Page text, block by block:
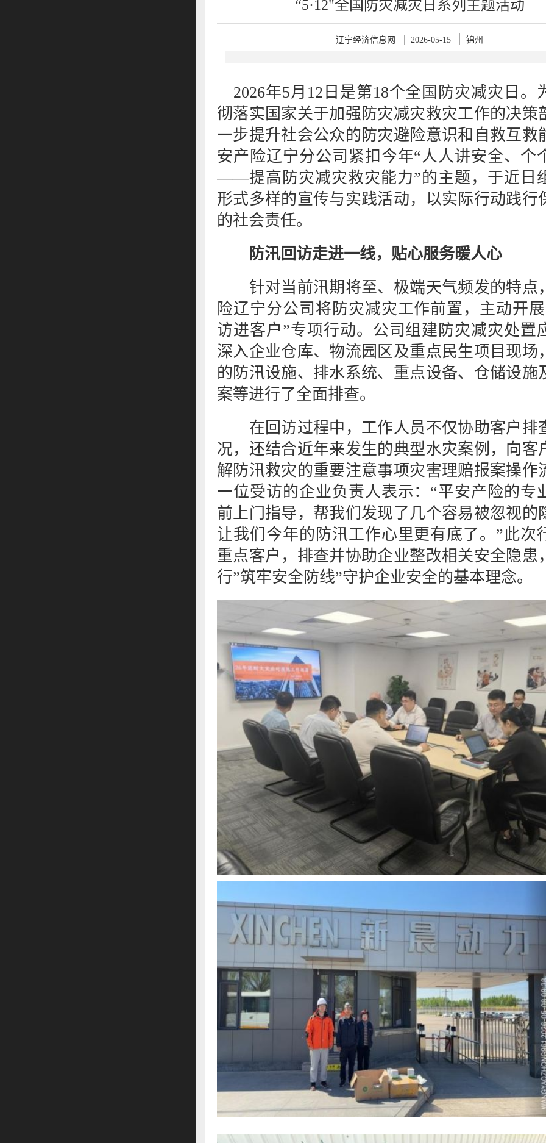
“5·12"全国防灾减灾日系列主题活动
辽宁经济信息网 2026-05-15 锦州
2026年5月12日是第18个全国防灾减灾日。
彻落实国家关于加强防灾减灾救灾工作的决策
一步提升社会公众的防灾避险意识和自救互救
安产险辽宁分公司紧扣今年“人人讲安全、个
——提高防灾减灾救灾能力”的主题，于近日
形式多样的宣传与实践活动，以实际行动践行
的社会责任。
防汛回访走进一线，贴心服务暖人心
针对当前汛期将至、极端天气频发的特点
险辽宁分公司将防灾减灾工作前置，主动开
访进客户”专项行动。公司组建防灾减灾处置
深入企业仓库、物流园区及重点民生项目现场
的防汛设施、排水系统、重点设备、仓储设施
案等进行了全面排查。
在回访过程中，工作人员不仅协助客户排
况，还结合近年来发生的典型水灾案例，向客
解防汛救灾的重要注意事项灾害理赔报案操作
一位受访的企业负责人表示：“平安产险的专
前上门指导，帮我们发现了几个容易被忽视的
让我们今年的防汛工作心里更有底了。”此次
重点客户，排查并协助企业整改相关安全隐患
行”筑牢安全防线”守护企业安全的基本理念。